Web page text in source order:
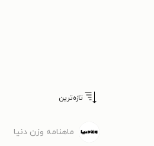
تازه‌ترین
ماهنامه وزن دنیا